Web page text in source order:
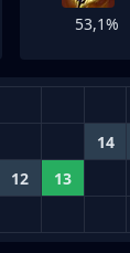
53,1%
14
12 13